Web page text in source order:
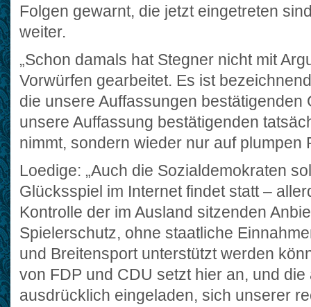
Folgen gewarnt, die jetzt eingetreten
weiter.
„Schon damals hat Stegner nicht mit
Vorwürfen gearbeitet. Es ist
die unsere Auffassungen bestätigenden
unsere Auffassung bestätigenden
nimmt, sondern wieder nur auf plumpen
Loedige: „Auch die Sozialdemokraten
Glücksspiel im Internet findet statt –
Kontrolle der im Ausland sitzenden
Spielerschutz, ohne staatliche
und Breitensport unterstützt werden
von FDP und CDU setzt hier an, und
ausdrücklich eingeladen, sich unserer